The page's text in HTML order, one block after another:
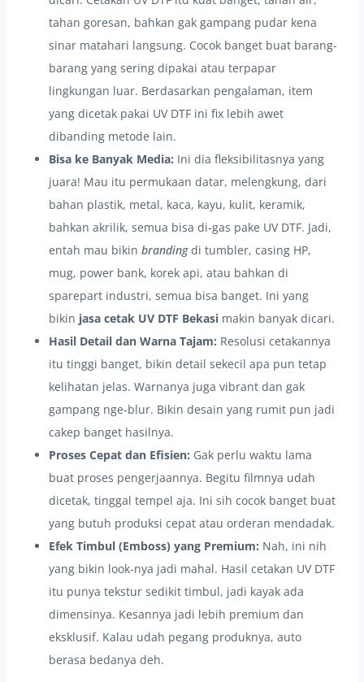
tahan goresan, bahkan gak gampang pudar kena
sinar matahari langsung. Cocok banget buat barang-
barang yang sering dipakai atau terpapar
lingkungan luar. Berdasarkan pengalaman, item
yang dicetak pakai UV DTF ini fix lebih awet
dibanding metode lain.
Bisa ke Banyak Media: Ini dia fleksibilitasnya yang
juara! Mau itu permukaan datar, melengkung, dari
bahan plastik, metal, kaca, kayu, kulit, keramik,
bahkan akrilik, semua bisa di-gas pake UV DTF. Jadi,
entah mau bikin brandingdi tumbler, casing HP,
mug, power bank, korek api, atau bahkan di
sparepart industri, semua bisa banget. Ini yang
bikin jasa cetak UV DTF Bekasi makin banyak dicari.
Hasil Detail dan Warna Tajam: Resolusi cetakannya
itu tinggi banget, bikin detail sekecil apa pun tetap
kelihatan jelas. Warnanya juga vibrant dan gak
gampang nge-blur. Bikin desain yang rumit pun jadi
cakep banget hasilnya.
Proses Cepat dan Efisien: Gak perlu waktu lama
buat proses pengerjaannya. Begitu filmnya udah
dicetak, tinggal tempel aja. Ini sih cocok banget buat
yang butuh produksi cepat atau orderan mendadak.
Efek Timbul (Emboss) yang Premium: Nah, ini nih
yang bikin look-nya jadi mahal. Hasil cetakan UV DTF
itu punya tekstur sedikit timbul, jadi kayak ada
dimensinya. Kesannya jadi lebih premium dan
eksklusif. Kalau udah pegang produknya, auto
berasa bedanya deh.